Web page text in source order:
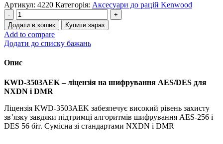
Артикул: 4220 Категорія: Аксесуари до рацій Kenwood
KWD-
3503AEK
ліцензія
на
шифрування
NXDN
DMR,
AES-
біт,
DES
56
Додати в кошик Купити зараз
Add to compare
Додати до списку бажань
Опис
KWD-3503AEK – ліцензія на шифрування AES/DES для
NXDN і DMR
Ліцензія KWD-3503AEK забезпечує високий рівень захисту
зв’язку завдяки підтримці алгоритмів шифрування AES-256 і
DES 56 біт. Сумісна зі стандартами NXDN і DMR